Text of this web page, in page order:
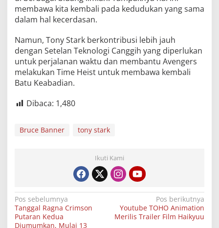
membawa kita kembali pada kedudukan yang sama
dalam hal kecerdasan.
Namun, Tony Stark berkontribusi lebih jauh
dengan Setelan Teknologi Canggih yang diperlukan
untuk perjalanan waktu dan membantu Avengers
melakukan Time Heist untuk membawa kembali
Batu Keabadian.
Dibaca: 1,480
Bruce Banner tony stark
Ikuti Kami
Navigasi
pos
Pos sebelumnya
Tanggal Ragna Crimson
Putaran Kedua
Diumumkan, Mulai 13
Pos berikutnya
Youtube TOHO Animation
Merilis Trailer Film Haikyuu